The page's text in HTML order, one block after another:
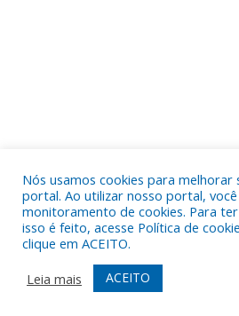
Nós usamos cookies para melhorar
portal. Ao utilizar nosso portal,
monitoramento de cookies. Para
isso é feito, acesse Política de
clique em ACEITO.
Leia mais
ACEITO